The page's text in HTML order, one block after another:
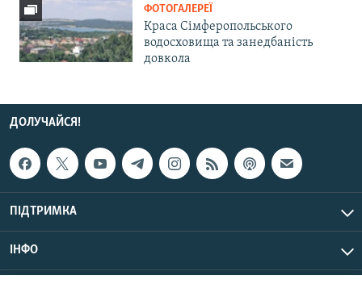
ФОТОГАЛЕРЕЇ
Краса Сімферопольського
водосховища та занедбаність
довкола
ДОЛУЧАЙСЯ!
ПІДТРИМКА
ІНФО